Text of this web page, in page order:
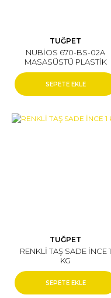
TUĞPET
NUBİOS 670-BS-02A
MASASÜSTÜ PLASTİK
AKVARYUM SETİ 12 L
FANUS
SEPETE EKLE
TUĞPET
RENKLİ TAŞ SADE İNCE 1
KG
SEPETE EKLE